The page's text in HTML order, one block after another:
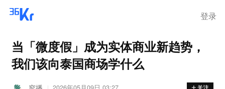
登录
当「微度假」成为实体商业新趋势，
我们该向泰国商场学什么